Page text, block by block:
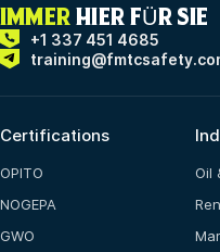
IMMER HIER FÜR SIE
+1 337 451 4685
Certifications
OPITO
NOGEPA
GWO
Oil